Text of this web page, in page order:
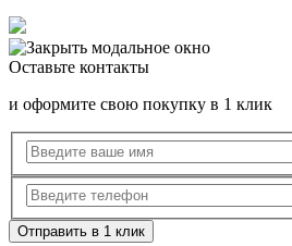
Оставьте контакты
и оформите свою покупку в 1 клик